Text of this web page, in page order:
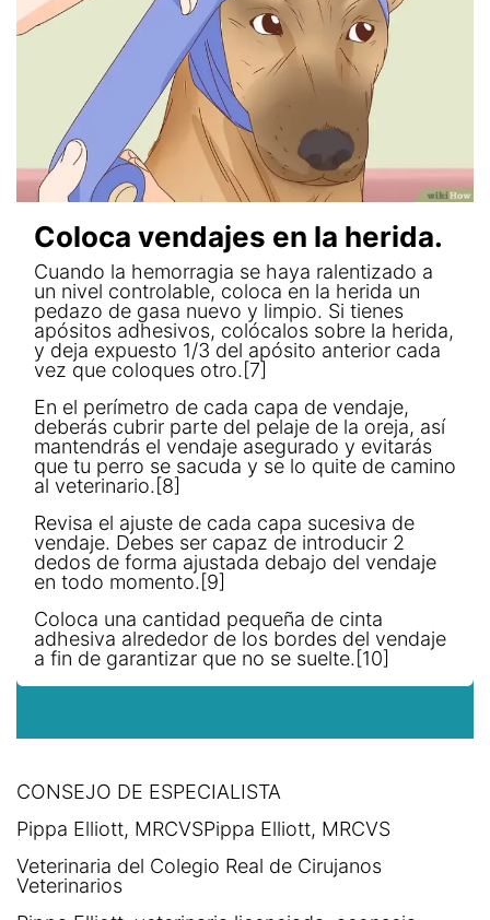
Coloca vendajes en la herida.
Cuando la hemorragia se haya ralentizado a
un nivel controlable, coloca en la herida un
pedazo de gasa nuevo y limpio. Si tienes
apósitos adhesivos, colócalos sobre la herida,
y deja expuesto 1/3 del apósito anterior cada
vez que coloques otro.[7]
En el perímetro de cada capa de vendaje,
deberás cubrir parte del pelaje de la oreja, así
mantendrás el vendaje asegurado y evitarás
que tu perro se sacuda y se lo quite de camino
al veterinario.[8]
Revisa el ajuste de cada capa sucesiva de
vendaje. Debes ser capaz de introducir 2
dedos de forma ajustada debajo del vendaje
en todo momento.[9]
Coloca una cantidad pequeña de cinta
adhesiva alrededor de los bordes del vendaje
a fin de garantizar que no se suelte.[10]
CONSEJO DE ESPECIALISTA
Pippa Elliott, MRCVSPippa Elliott, MRCVS
Veterinaria del Colegio Real de Cirujanos
Veterinarios